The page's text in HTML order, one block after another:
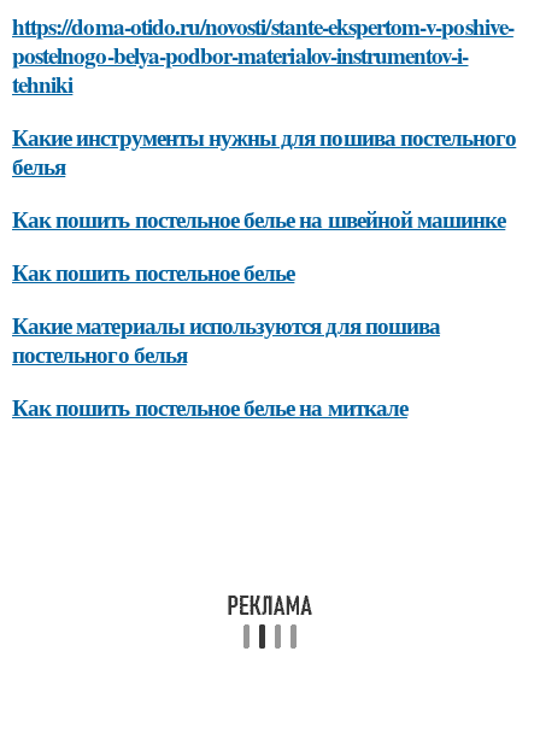
https://doma-otido.ru/novosti/stante-ekspertom-v-poshive-
postelnogo-belya-podbor-materialov-instrumentov-i-
tehniki
Какие инструменты нужны для пошива постельного
белья
Как пошить постельное белье на швейной машинке
Как пошить постельное белье
Какие материалы используются для пошива
постельного белья
Как пошить постельное белье на миткале